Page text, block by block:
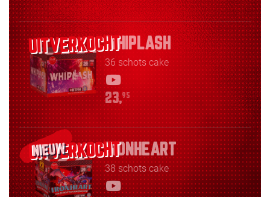
WHIPLASH
36 schots cake
23,95
NIEUW IRONHEART
38 schots cake